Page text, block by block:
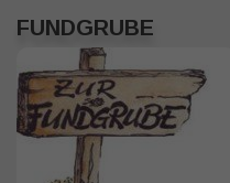
FUNDGRUBE